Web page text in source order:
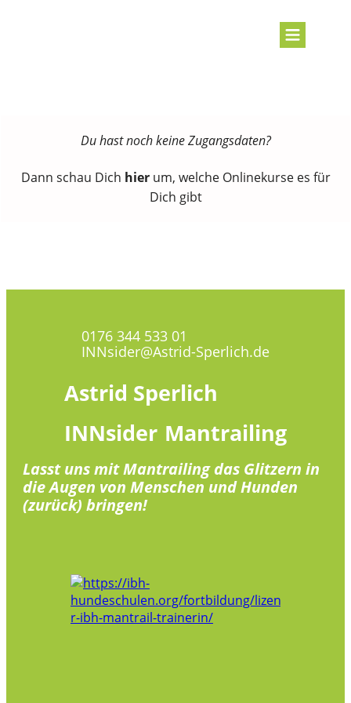
Du hast noch keine Zugangsdaten?
Dann schau Dich hierum, welche Onlinekurse es für
Dich gibt
0176 344 533 01
INNsider@Astrid-Sperlich.de
Astrid Sperlich
INNsider Mantrailing
Lasst uns mit Mantrailing das Glitzern in
die Augen von Menschen und Hunden
(zurück) bringen!